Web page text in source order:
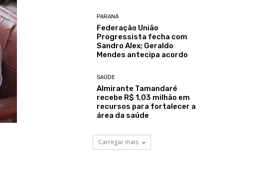
PARANÁ
Federação União
Progressista fecha com
Sandro Alex; Geraldo
Mendes antecipa acordo
SAÚDE
Almirante Tamandaré
recebe R$ 1,03 milhão em
recursos para fortalecer a
área da saúde
Carregar mais